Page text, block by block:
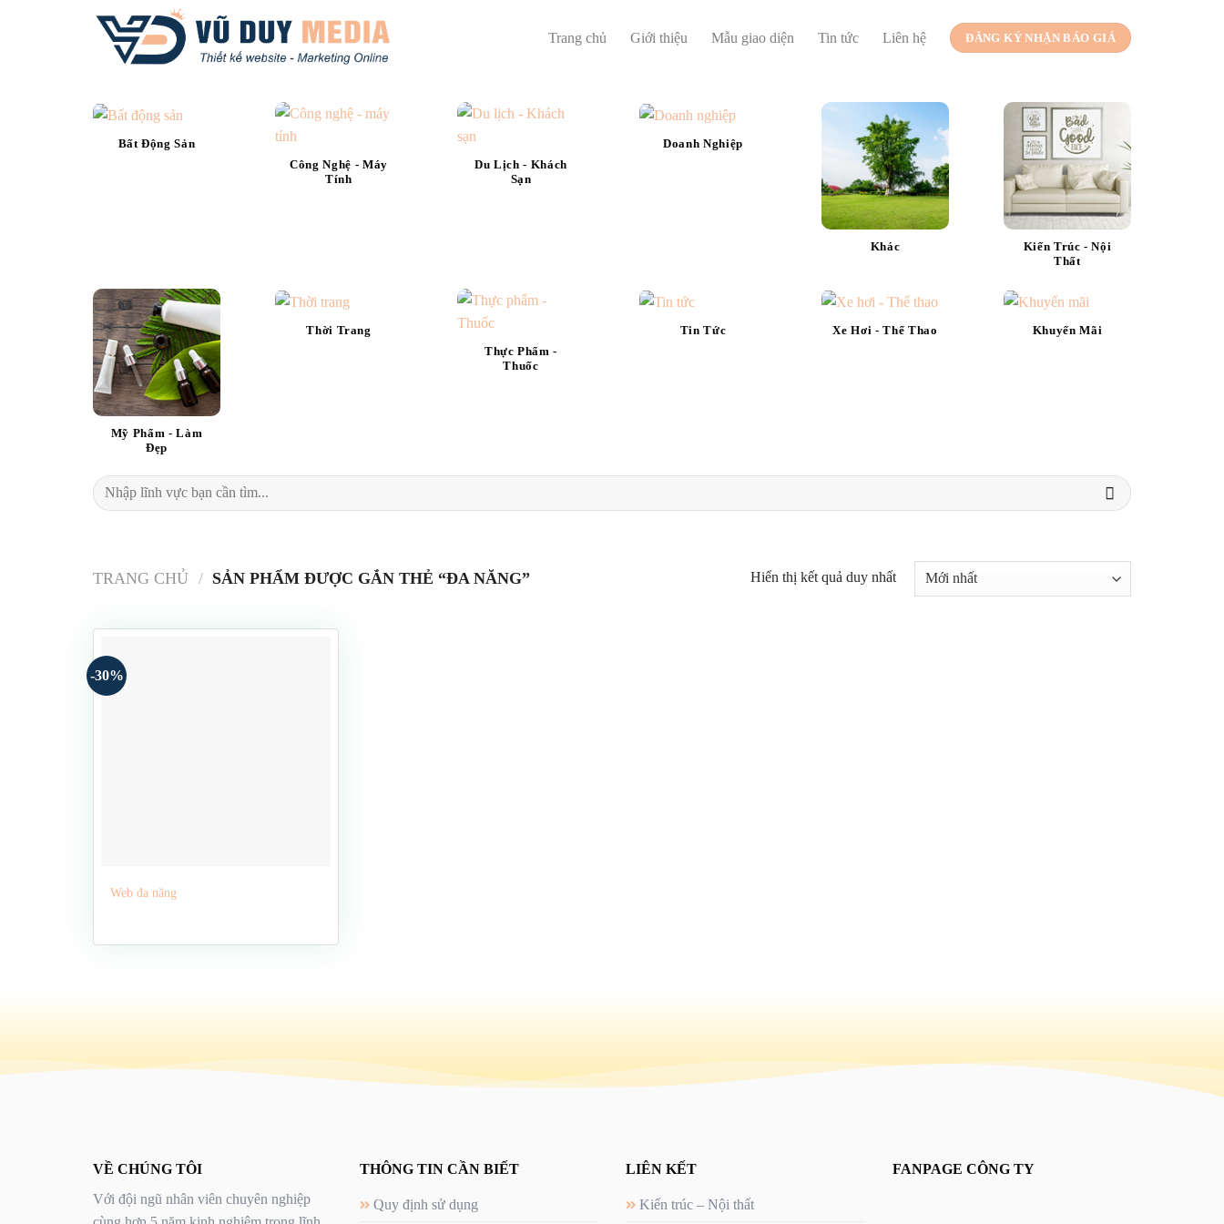
Trang chủ Giới thiệu Mẫu giao diện Tin tức Liên hệ ĐĂNG KÝ NHẬN BÁO GIÁ
Bất Động Sản
Công Nghệ - Máy
Tính
Du Lịch - Khách
Sạn
Doanh Nghiệp
Khác
Kiến Trúc - Nội
Thất
Mỹ Phẩm - Làm
Đẹp
Thời Trang
Thực Phẩm -
Thuốc
Tin Tức Xe Hơi - Thể Thao Khuyến Mãi
Tìm
kiếm:
TRANG CHỦ / SẢN PHẨM ĐƯỢC GẮN THẺ “ĐA NĂNG” Hiển thị kết quả duy nhất
-30%
Web đa năng
VỀ CHÚNG TÔI
Với đội ngũ nhân viên chuyên nghiệp
THÔNG TIN CẦN BIẾT
Quy định sử dụng
LIÊN KẾT
Kiến trúc – Nội thất
FANPAGE CÔNG TY